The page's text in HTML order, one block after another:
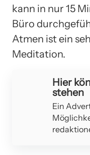
kann in nur 15
Büro
Atmen ist ein
Meditation.
Hier
stehen
Ein